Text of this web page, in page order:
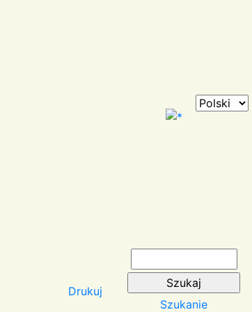
Drukuj
Szukanie